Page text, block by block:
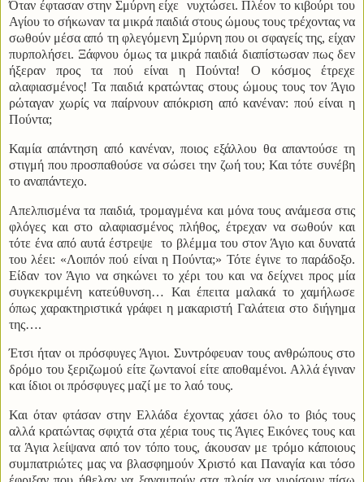
Όταν έφτασαν στην Σμύρνη είχε
νυχτώσει. Πλέον το κιβούρι του
Αγίου το σήκωναν τα μικρά παιδιά στους ώμους τους τρέχοντας να
σωθούν μέσα από τη φλεγόμενη Σμύρνη που οι σφαγείς της, είχαν
πυρπολήσει. Ξάφνου όμως τα μικρά παιδιά διαπίστωσαν πως δεν
ήξεραν προς τα πού είναι η Πούντα! Ο κόσμος έτρεχε
αλαφιασμένος! Τα παιδιά κρατώντας στους ώμους τους τον Άγιο
ρώταγαν χωρίς να παίρνουν απόκριση από κανέναν: πού είναι η
Πούντα;
Καμία απάντηση από κανέναν, ποιος εξάλλου θα απαντούσε τη
στιγμή που προσπαθούσε να σώσει την ζωή του; Και τότε συνέβη
το αναπάντεχο.
Απελπισμένα τα παιδιά, τρομαγμένα και μόνα τους ανάμεσα στις
φλόγες και στο αλαφιασμένος πλήθος, έτρεχαν να σωθούν και
τότε ένα από αυτά έστρεψε
το βλέμμα του στον Άγιο και δυνατά
του λέει: «Λοιπόν πού είναι η Πούντα;» Τότε έγινε το παράδοξο.
Είδαν τον Άγιο να σηκώνει το χέρι του και να δείχνει προς μία
συγκεκριμένη κατεύθυνση… Και έπειτα μαλακά το χαμήλωσε
όπως χαρακτηριστικά γράφει η μακαριστή Γαλάτεια στο διήγημα
της….
Έτσι ήταν οι πρόσφυγες Άγιοι. Συντρόφευαν τους ανθρώπους στο
δρόμο του ξεριζωμού είτε ζωντανοί είτε αποθαμένοι. Αλλά έγιναν
και ίδιοι οι πρόσφυγες μαζί με το λαό τους.
Και όταν φτάσαν στην Ελλάδα έχοντας χάσει όλο το βιός τους
αλλά κρατώντας σφιχτά στα χέρια τους τις Άγιες Εικόνες τους και
τα Άγια λείψανα από τον τόπο τους, άκουσαν με τρόμο κάποιους
συμπατριώτες μας να βλασφημούν Χριστό και Παναγία και τόσο